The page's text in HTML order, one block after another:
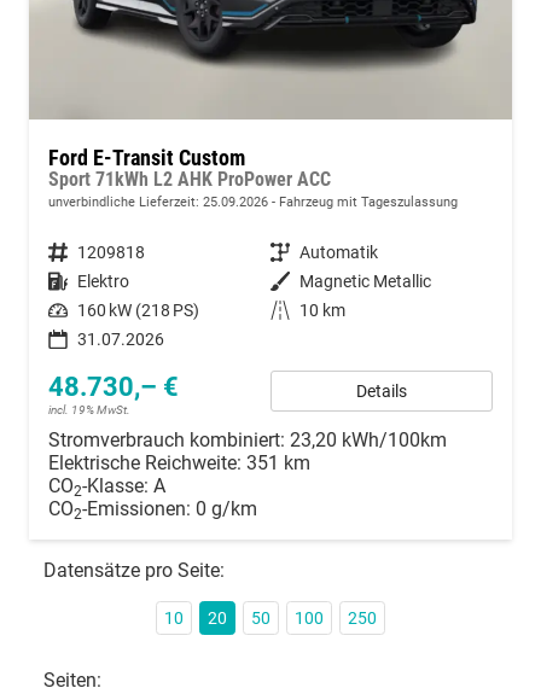
Ford E-Transit Custom
Sport 71kWh L2 AHK ProPower ACC
unverbindliche Lieferzeit: 25.09.2026 Fahrzeug mit Tageszulassung
Fahrzeugnummer 1209818 Getriebe Automatik
Kraftstoff Elektro Außenfarbe Magnetic Metallic
Leistung 160 kW (218 PS) Kilometerstand
10 km
31.07.2026
48.730,– €
incl. 19% MwSt.
Details
Stromverbrauch kombiniert: 23,20 kWh/100km
Elektrische Reichweite: 351 km
CO2-Klasse: A
CO2-Emissionen: 0 g/km
Datensätze pro Seite:
10 20 50 100 250
Seiten: